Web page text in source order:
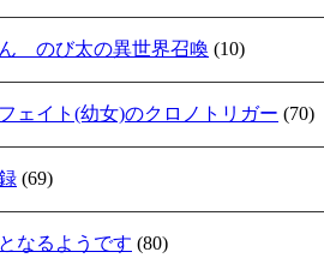
ん のび太の異世界召喚 (10)
ェイト(幼女)のクロノトリガー (70)
(69)
なるようです (80)